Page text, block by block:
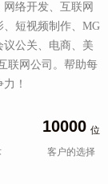
络开发、互联网
短视频制作、MG
公关、电商、美
联网公司。帮助每
！
10000 位
客户的选择